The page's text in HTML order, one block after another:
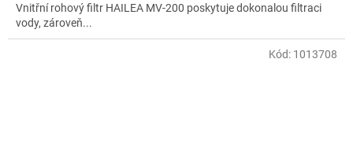
Vnitřní rohový filtr HAILEA MV-200 poskytuje dokonalou filtraci
vody, zároveň...
Kód: 1013708